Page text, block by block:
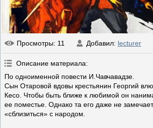
Просмотры: 11 Добавил: lecturer
Описание материала:
По одноименной повести И.Чавчавадзе.
Сын Отаровой вдовы крестьянин Георгий
Кесо. Чтобы быть ближе к любимой он
ее поместье. Однако та его даже не
«сблизиться» с народом.